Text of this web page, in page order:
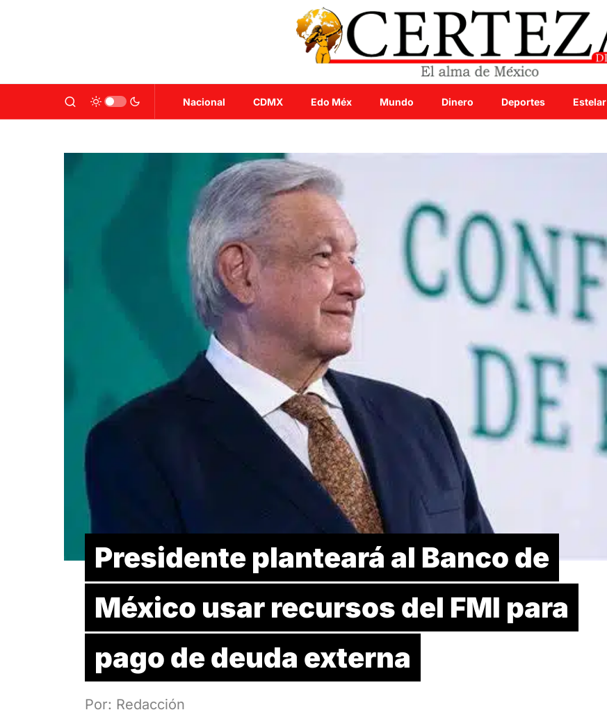
Nacional CDMX Edo Méx Mundo Dinero Deportes Estelar
Presidente planteará al Banco de
México usar recursos del FMI para
pago de deuda externa
Por: Redacción